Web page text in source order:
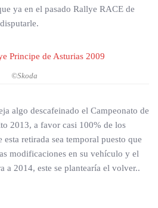
ya en el pasado Rallye RACE de
©Skoda
algo descafeinado el Campeonato de
2013, a favor casi 100% de los
esta retirada sea temporal puesto que
modificaciones en su vehículo y el
a 2014, este se plantearía el volver..